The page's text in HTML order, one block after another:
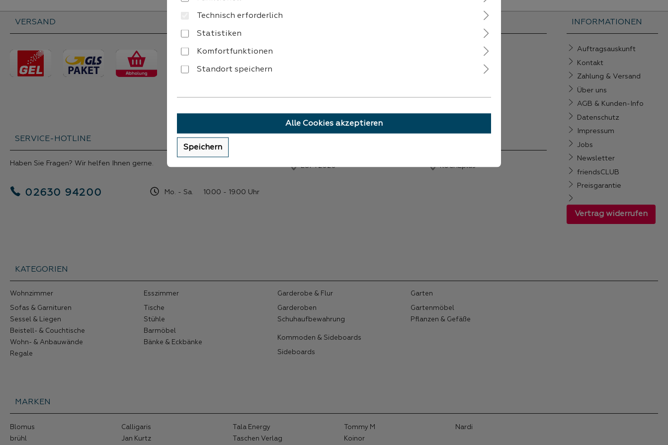
VERSAND
SERVICE-HOTLINE
Haben Sie Fragen? Wir helfen Ihnen gerne.
02630 94200 Mo. - Sa. 10.00 - 19.00 Uhr
LOFT2020 KÜCHEplus
INFORMATIONEN
Auftragsauskunft
Kontakt
Zahlung & Versand
Über uns
AGB & Kunden-Info
Datenschutz
Impressum
Jobs
Newsletter
friendsCLUB
Preisgarantie
KATEGORIEN
Wohnzimmer
Sofas & Garnituren
Sessel & Liegen
Beistell- & Couchtische
Wohn- & Anbauwände
Regale
Esszimmer
Tische
Stühle
Barmöbel
Bänke & Eckbänke
Garderobe & Flur
Garderoben
Schuhaufbewahrung
Kommoden & Sideboards
Sideboards
Garten
Gartenmöbel
Pflanzen & Gefäße
MARKEN
Blomus
brühl
Calligaris
Jan Kurtz
Tala Energy
Taschen Verlag
Tommy M
Koinor
Nardi
Technisch erforderlich
Statistiken
Komfortfunktionen
Standort speichern
Alle Cookies akzeptieren
Speichern